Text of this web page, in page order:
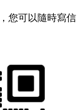
您可以隨時寫信